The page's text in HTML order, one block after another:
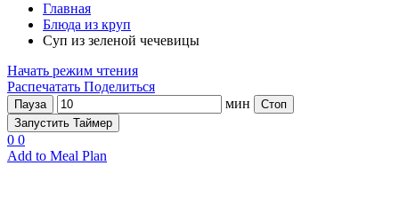
Главная
Блюда из круп
Суп из зеленой чечевицы
Начать режим чтения
Распечатать Поделиться
Пауза мин
Стоп
Запустить Таймер
0 0
Add to Meal Plan